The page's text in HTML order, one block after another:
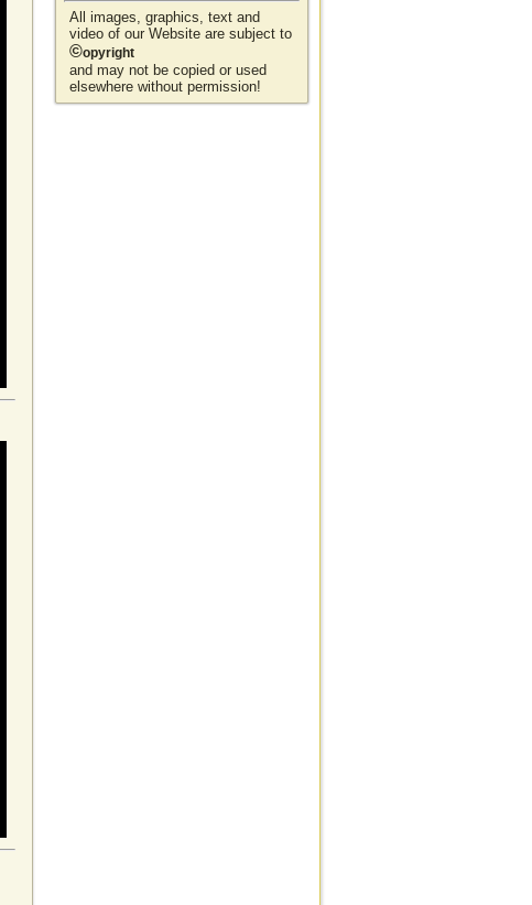
All images, graphics, text and
video of our Website are subject to
©opyright
and may not be copied or used
elsewhere without permission!